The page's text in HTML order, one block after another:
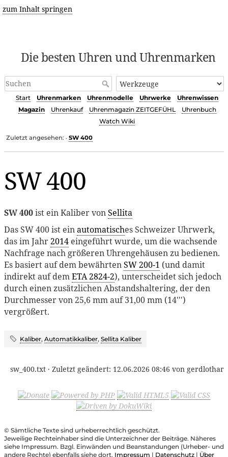
zum Inhalt springen
Die besten Uhren und Uhrenmarken
Start Uhrenmarken Uhrenmodelle Uhrwerke
Uhrenwissen
Magazin
Uhrenkauf Uhrenmagazin ZEITGEFÜHL
Uhrenbuch
Watch Wiki
Zuletzt angesehen: • SW 400
SW 400
SW 400ist ein Kaliber vonSellita
Das SW 400 ist einautomatisches Schweizer Uhrwerk,
das im Jahr2014 eingeführt wurde, um die wachsende
Nachfrage nach größeren Uhrengehäusen zu bedienen.
Es basiert auf dem bewährtenSW 200-1 (und damit
indirekt auf demETA 2824-2), unterscheidet sich jedoch
durch einen zusätzlichen Abstandshaltering, der den
Durchmesser von 25,6 mm auf 31,00 mm (14''')
vergrößert.
Kaliber, Automatikkaliber, Sellita Kaliber
sw_400.txt · Zuletzt geändert: 12.06.2026 08:46 von gerdlothar
© Sämtliche Texte sind urheberrechtlich geschützt.
Jeweilige Rechteinhaber sind die Unterzeichner der Beiträge. Näheres
siehe Impressum. Bzgl. Einwänden und Beanstandungen (Urheber- und
andere Rechte) ebenfalls siehe dort. Impressum | Datenschutz | Über